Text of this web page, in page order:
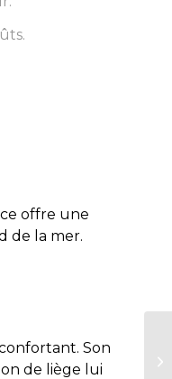
offre une
de la mer.
Son
de liège lui